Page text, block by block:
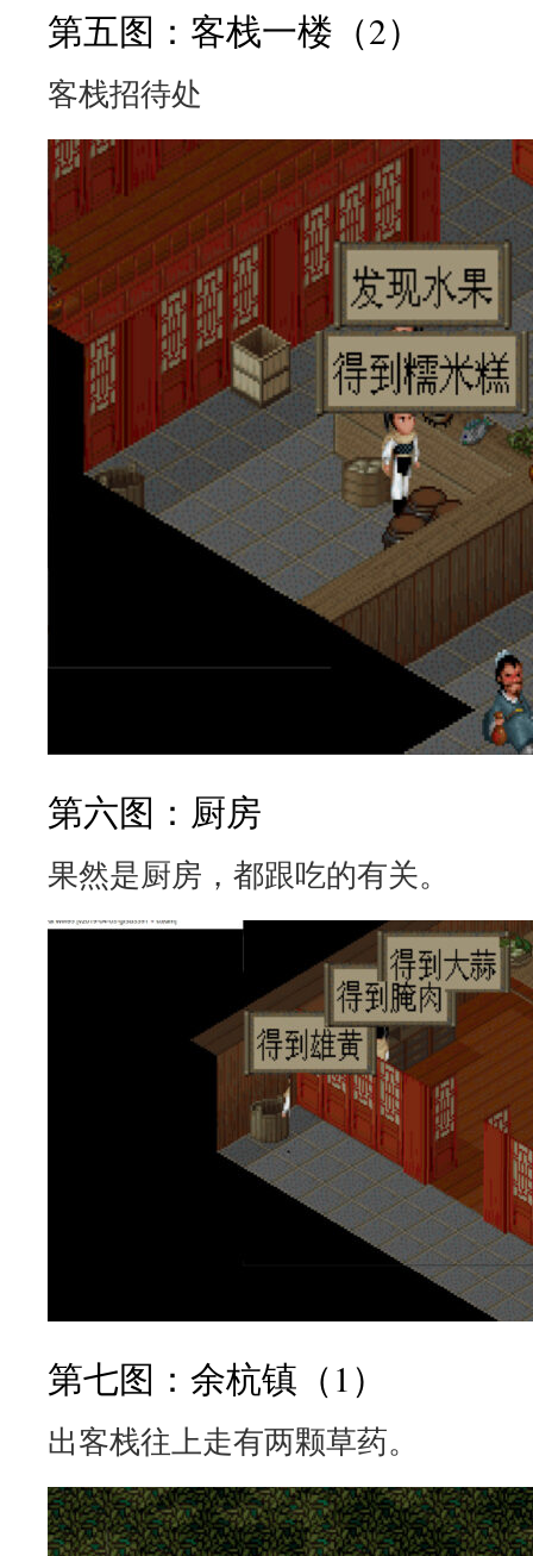
第五图：客栈一楼（2）
客栈招待处
第六图：厨房
果然是厨房，都跟吃的有关。
第七图：余杭镇（1）
出客栈往上走有两颗草药。